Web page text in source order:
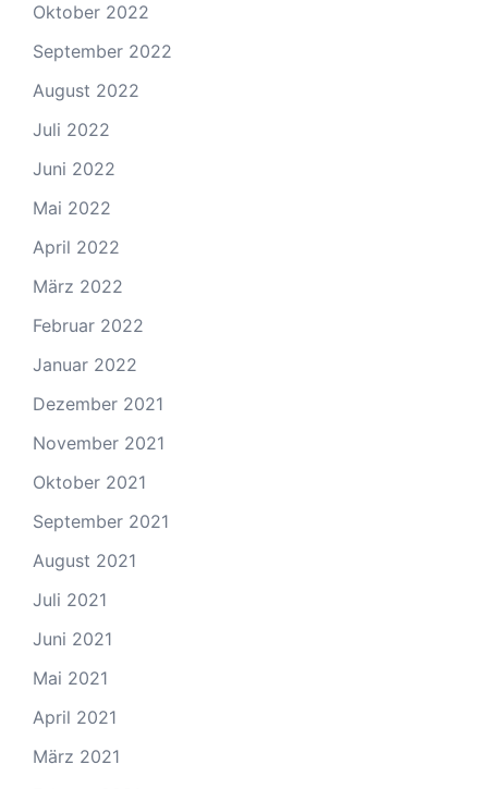
Oktober 2022
September 2022
August 2022
Juli 2022
Juni 2022
Mai 2022
April 2022
März 2022
Februar 2022
Januar 2022
Dezember 2021
November 2021
Oktober 2021
September 2021
August 2021
Juli 2021
Juni 2021
Mai 2021
April 2021
März 2021